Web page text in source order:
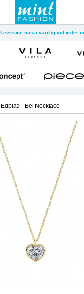
Leverans nästa vardag vid order
Edblad - Bel Necklace